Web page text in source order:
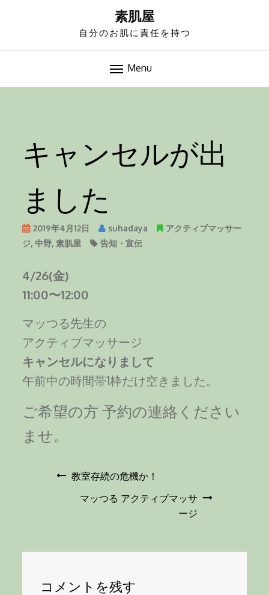
p
素肌屋
自分のお肌に責任を持つ
Menu
キャンセルが出
ました
2019年4月12日 suhadaya
アクティブマッサー
ジ, 中野, 素肌屋 告知・宣伝
4/26(金)
11:00〜12:00
マッつる先生の
アクティブマッサージ
キャンセルになりまして
午前中の時間帯1枠だけ空きました。
ご希望の方 予約の連絡ください
ませ。
投教室存続の危機か！
マッつる アクティブマッサ
ージ
コメントを残す